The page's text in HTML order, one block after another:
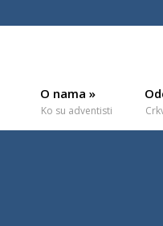
O nama »
Ko su adventisti